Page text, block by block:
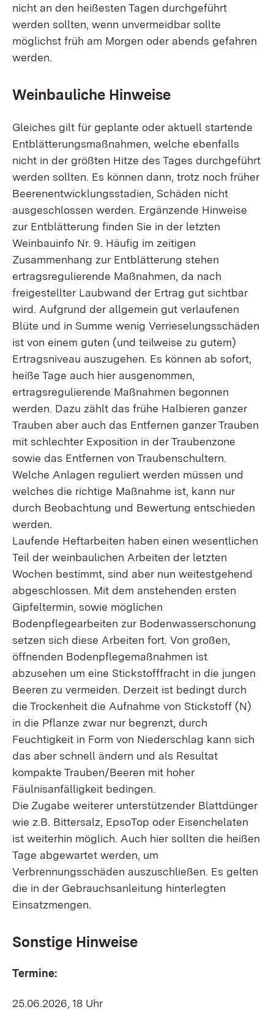
nicht an den heißesten Tagen durchgeführt
werden sollten, wenn unvermeidbar sollte
möglichst früh am Morgen oder abends gefahren
werden.
Weinbauliche Hinweise
Gleiches gilt für geplante oder aktuell startende
Entblätterungsmaßnahmen, welche ebenfalls
nicht in der größten Hitze des Tages durchgeführt
werden sollten. Es können dann, trotz noch früher
Beerenentwicklungsstadien, Schäden nicht
ausgeschlossen werden. Ergänzende Hinweise
zur Entblätterung finden Sie in der letzten
Weinbauinfo Nr. 9. Häufig im zeitigen
Zusammenhang zur Entblätterung stehen
ertragsregulierende Maßnahmen, da nach
freigestellter Laubwand der Ertrag gut sichtbar
wird. Aufgrund der allgemein gut verlaufenen
Blüte und in Summe wenig Verrieselungsschäden
ist von einem guten (und teilweise zu gutem)
Ertragsniveau auszugehen. Es können ab sofort,
heiße Tage auch hier ausgenommen,
ertragsregulierende Maßnahmen begonnen
werden. Dazu zählt das frühe Halbieren ganzer
Trauben aber auch das Entfernen ganzer Trauben
mit schlechter Exposition in der Traubenzone
sowie das Entfernen von Traubenschultern.
Welche Anlagen reguliert werden müssen und
welches die richtige Maßnahme ist, kann nur
durch Beobachtung und Bewertung entschieden
werden.
Laufende Heftarbeiten haben einen wesentlichen
Teil der weinbaulichen Arbeiten der letzten
Wochen bestimmt, sind aber nun weitestgehend
abgeschlossen. Mit dem anstehenden ersten
Gipfeltermin, sowie möglichen
Bodenpflegearbeiten zur Bodenwasserschonung
setzen sich diese Arbeiten fort. Von großen,
öffnenden Bodenpflegemaßnahmen ist
abzusehen um eine Stickstofffracht in die jungen
Beeren zu vermeiden. Derzeit ist bedingt durch
die Trockenheit die Aufnahme von Stickstoff (N)
in die Pflanze zwar nur begrenzt, durch
Feuchtigkeit in Form von Niederschlag kann sich
das aber schnell ändern und als Resultat
kompakte Trauben/Beeren mit hoher
Fäulnisanfälligkeit bedingen.
Die Zugabe weiterer unterstützender Blattdünger
wie z.B. Bittersalz, EpsoTop oder Eisenchelaten
ist weiterhin möglich. Auch hier sollten die heißen
Tage abgewartet werden, um
Verbrennungsschäden auszuschließen. Es gelten
die in der Gebrauchsanleitung hinterlegten
Einsatzmengen.
Sonstige Hinweise
Termine:
25.06.2026, 18 Uhr